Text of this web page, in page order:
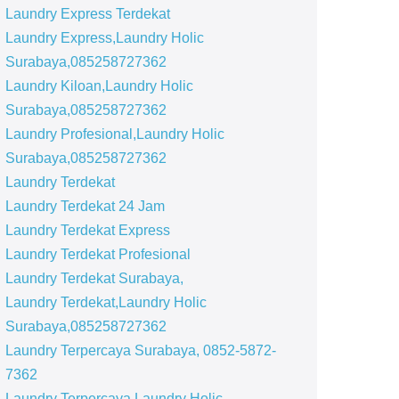
Laundry Express Terdekat
Laundry Express,Laundry Holic
Surabaya,085258727362
Laundry Kiloan,Laundry Holic
Surabaya,085258727362
Laundry Profesional,Laundry Holic
Surabaya,085258727362
Laundry Terdekat
Laundry Terdekat 24 Jam
Laundry Terdekat Express
Laundry Terdekat Profesional
Laundry Terdekat Surabaya,
Laundry Terdekat,Laundry Holic
Surabaya,085258727362
Laundry Terpercaya Surabaya, 0852-5872-
7362